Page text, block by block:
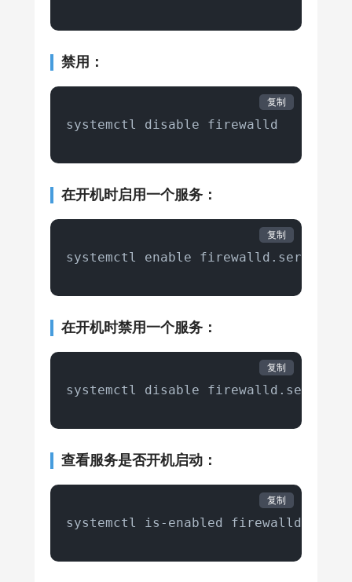
禁用：
systemctl disable firewalld
复制
在开机时启用一个服务：
systemctl enable firewalld.service
复制
在开机时禁用一个服务：
systemctl disable firewalld.service
复制
查看服务是否开机启动：
systemctl is-enabled
复制